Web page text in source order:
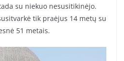
su niekuo nesusitikinėjo.
tik praėjus 14 metų su
51 metais.